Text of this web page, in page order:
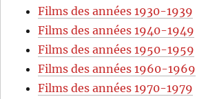
Films des années 1930-1939
Films des années 1940-1949
Films des années 1950-1959
Films des années 1960-1969
Films des années 1970-1979